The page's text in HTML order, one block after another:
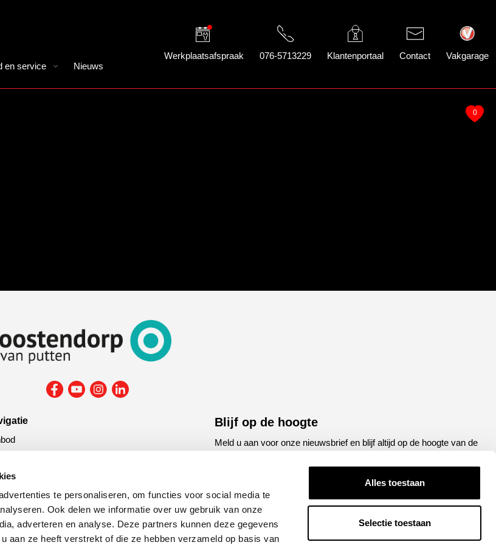
te personaliseren, om functies voor social media te
Ook delen we informatie over uw gebruik van onze
adverteren en analyse. Deze partners kunnen deze gegevens
aan ze heeft verstrekt of die ze hebben verzameld op basis van
Alles toestaan
Selectie toestaan
en service Nieuws
Werkplaatsafspraak 076-5713229 Klantenportaal Contact Vakgarage
0
Blijf op de hoogte
Meld u aan voor onze nieuwsbrief en blijf altijd op de hoogte van de
mailadres
CAPTCHA